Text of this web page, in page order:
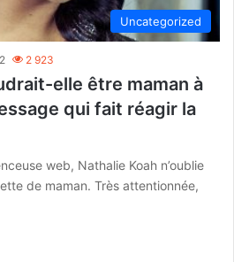
Uncategorized
2 923
elle être maman à
qui fait réagir la
web, Nathalie Koah n’oublie
de maman. Très attentionnée,